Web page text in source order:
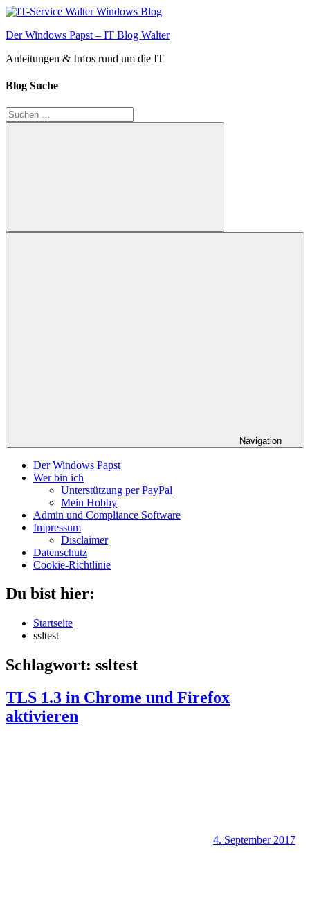
Zum
springen
Der Windows Papst – IT Blog Walter
Anleitungen & Infos rund um die IT
Blog Suche
Suchen
nach:
Suchen
Navigation
Der Windows Papst
Wer bin ich
Unterstützung per PayPal
Mein Hobby
Admin und Compliance Software
Impressum
Disclaimer
Datenschutz
Cookie-Richtlinie
Du bist hier:
Startseite
ssltest
Schlagwort: ssltest
TLS 1.3 in Chrome und Firefox
aktivieren
4. September 2017